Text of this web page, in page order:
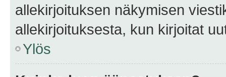
allekirjoituksen näkymisen
allekirjoituksesta, kun kirjoitat
Ylös